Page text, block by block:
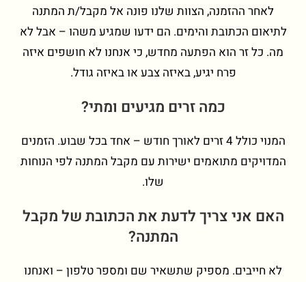
לאחר ההזמנה, הצוות שלנו פונה אל מקבל/ת המתנה
לתיאום הכתובת והימים. הם ידעו שמגיע משהו – אבל לא
מה. כל זר הוא הפתעה מחדש, כי אנחנו לא חושפים איזה
פרח יגיע, באיזה צבע או באיזה גודל.
כמה זרים מגיעים ומתי?
המנוי כולל 4 זרים לאורך חודש – אחד בכל שבוע. הזמנים
המדויקים מתואמים ישירות עם מקבל המתנה לפי הנוחות
שלו.
האם אני צריך לדעת את הכתובת של מקבל
המתנה?
לא חייבים. מספיק שתשאיר שם ומספר טלפון – ואנחנו